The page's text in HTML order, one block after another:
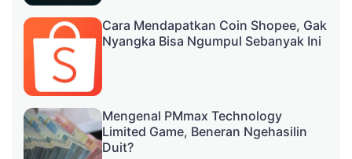
Cara Mendapatkan Coin Shopee, Gak
Nyangka Bisa Ngumpul Sebanyak Ini
Mengenal PMmax Technology
Limited Game, Beneran Ngehasilin
Duit?